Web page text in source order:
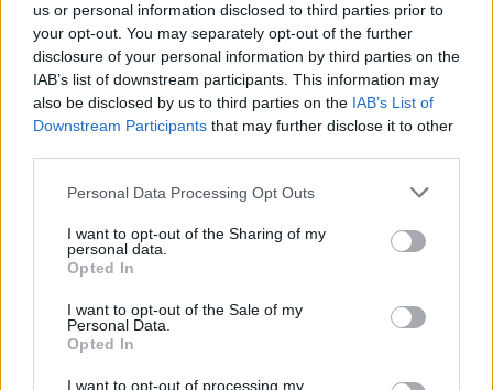
us or personal information disclosed to third parties prior to
your opt-out. You may separately opt-out of the further
disclosure of your personal information by third parties on the
IAB’s list of downstream participants. This information may
also be disclosed by us to third parties on the IAB’s List of
Downstream Participants that may further disclose it to other
Personal Data Processing Opt Outs
I want to opt-out of the Sharing of my
personal data.
Opted In
I want to opt-out of the Sale of my
Personal Data.
Opted In
I want to opt-out of processing my
Esim for Global|Esim for Europe|
Esim for Caribbean